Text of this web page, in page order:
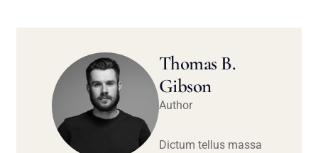
Thomas B.
Gibson
Author
Dictum tellus massa